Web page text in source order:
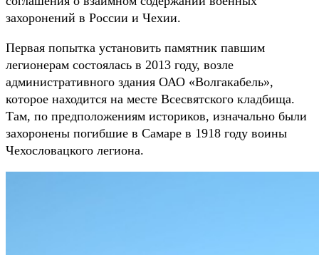
захоронений в России и Чехии.
Первая попытка установить памятник павшим
легионерам состоялась в 2013 году, возле
административного здания ОАО «Волгакабель»,
которое находится на месте Всесвятского кладбища.
Там, по предположениям историков, изначально были
захоронены погибшие в Самаре в 1918 году воины
Чехословацкого легиона.